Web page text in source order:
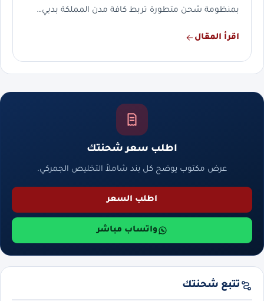
بمنظومة شحن متطورة تربط كافة مدن المملكة بدبي…
اقرأ المقال
اطلب سعر شحنتك
عرض مكتوب يوضح كل بند شاملاً التخليص الجمركي.
اطلب السعر
واتساب مباشر
تتبع شحنتك